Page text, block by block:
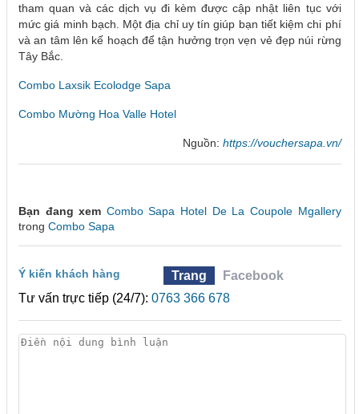
tham quan và các dịch vụ đi kèm được cập nhật liên tục với
mức giá minh bạch. Một địa chỉ uy tín giúp bạn tiết kiệm chi phí
và an tâm lên kế hoạch để tận hưởng trọn vẹn vẻ đẹp núi rừng
Tây Bắc.
Combo Laxsik Ecolodge Sapa
Combo Mường Hoa Valle Hotel
Nguồn: https://vouchersapa.vn/
Bạn đang xem Combo Sapa Hotel De La Coupole Mgallery
trong Combo Sapa
Ý kiến khách hàng Trang
Facebook
Tư vấn trực tiếp (24/7): 0763 366 678